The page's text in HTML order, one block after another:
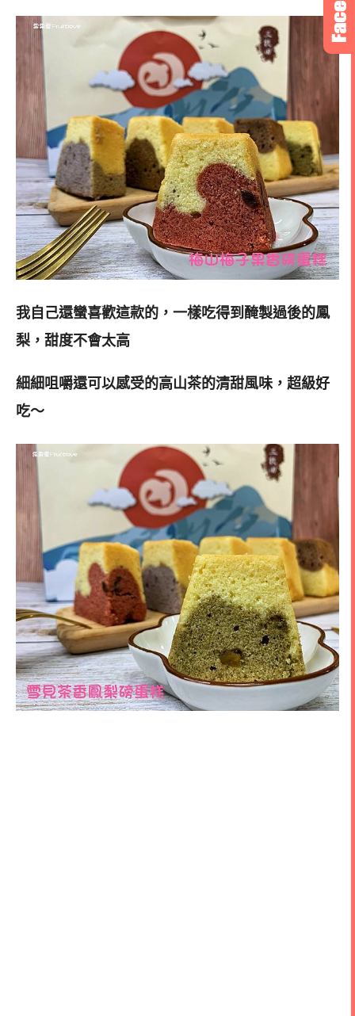
我自己還蠻喜歡這款的，一樣吃得到醃製過後的鳳
梨，甜度不會太高
細細咀嚼還可以感受的高山茶的清甜風味，超級好
吃～